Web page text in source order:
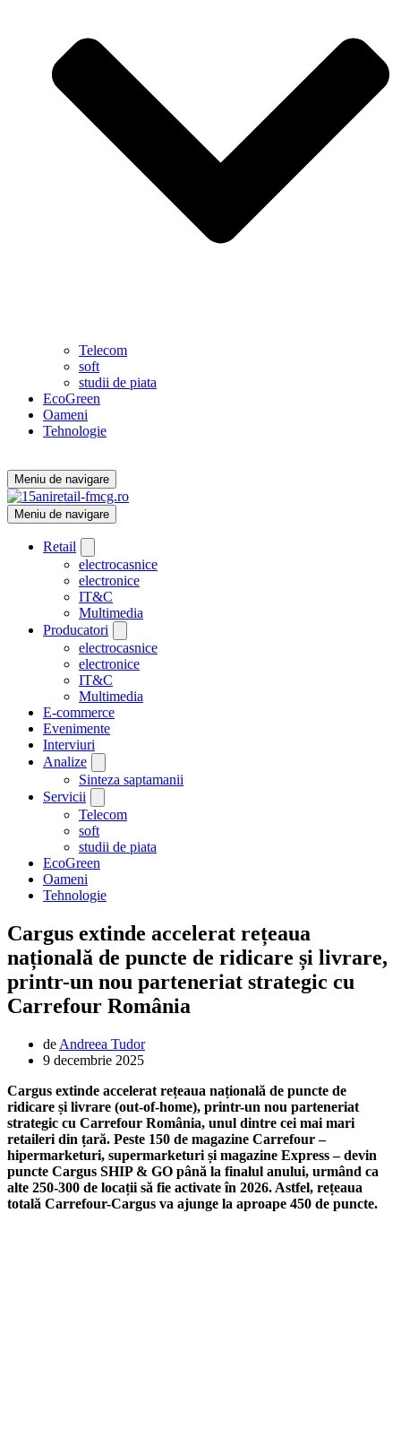
Telecom
soft
studii de piata
EcoGreen
Oameni
Tehnologie
Meniu de navigare
Meniu de navigare
Retail
electrocasnice
electronice
IT&C
Multimedia
Producatori
electrocasnice
electronice
IT&C
Multimedia
E-commerce
Evenimente
Interviuri
Analize
Sinteza saptamanii
Servicii
Telecom
soft
studii de piata
EcoGreen
Oameni
Tehnologie
Cargus extinde accelerat rețeaua
națională de puncte de ridicare și livrare,
printr-un nou parteneriat strategic cu
Carrefour România
de Andreea Tudor
9 decembrie 2025
Cargus extinde accelerat rețeaua națională de puncte de
ridicare și livrare (out-of-home), printr-un nou parteneriat
strategic cu Carrefour România, unul dintre cei mai mari
retaileri din țară. Peste 150 de magazine Carrefour –
hipermarketuri, supermarketuri și magazine Express – devin
puncte Cargus SHIP & GO până la finalul anului, urmând ca
alte 250-300 de locații să fie activate în 2026. Astfel, rețeaua
totală Carrefour-Cargus va ajunge la aproape 450 de puncte.